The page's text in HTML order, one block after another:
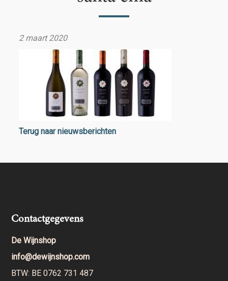
2 maart 2020
Terug naar nieuwsberichten
Contactgegevens
De Wijnshop
info@dewijnshop.com
BTW: BE 0762 731 487